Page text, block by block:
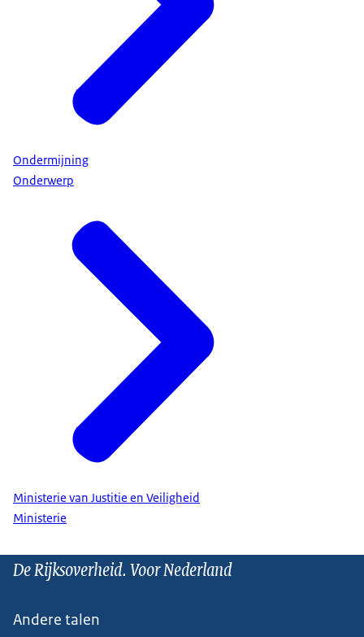
Ondermijning
Onderwerp
Ministerie van Justitie en Veiligheid
Ministerie
De Rijksoverheid. Voor Nederland
Andere talen